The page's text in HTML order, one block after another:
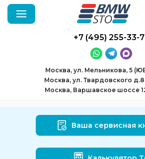
+7 (495) 255-33-
Москва, ул. Мельникова, 5
Москва, ул. Твардовского
Москва, Варшавское шоссе
Ваша сервисная